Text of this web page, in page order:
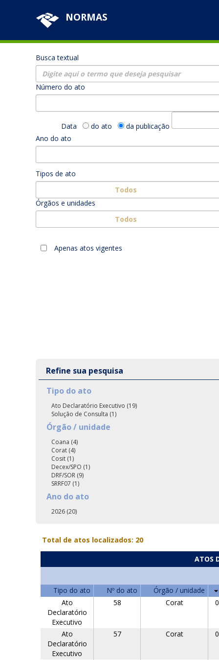
NORMAS
Busca textual
Número do ato
Data do ato
da publicação
Ano do ato
Tipos de ato
Todos
Órgãos e unidades
Todos
Apenas atos vigentes
Refine sua pesquisa
Tipo do ato
Ato Declaratório Executivo (19)
Solução de Consulta (1)
Órgão / unidade
Coana (4)
Corat (4)
Cosit (1)
Decex/SPO (1)
DRF/SOR (9)
SRRF07 (1)
Ano do ato
2026 (20)
Total de atos localizados: 20
ATOS
Tipo do ato Nº do ato
Órgão / unidade
Ato
Declaratório
Executivo
58 Corat
Ato
Declaratório
Executivo
57 Corat